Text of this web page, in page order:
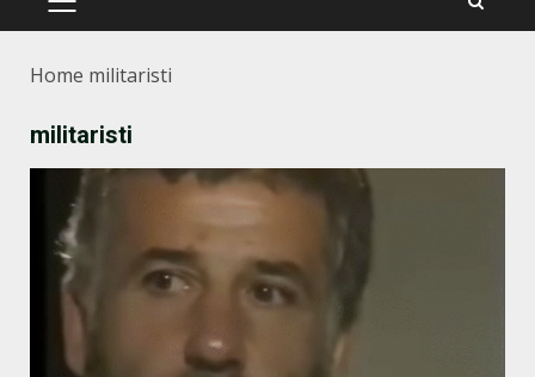
PRIMÄRES
Home militaristi
militaristi